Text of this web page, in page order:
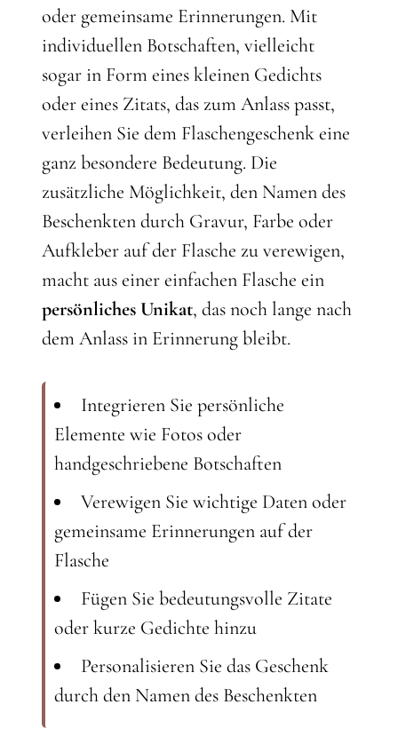
oder gemeinsame Erinnerungen. Mit
individuellen Botschaften, vielleicht
sogar in Form eines kleinen Gedichts
oder eines Zitats, das zum Anlass passt,
verleihen Sie dem Flaschengeschenk eine
ganz besondere Bedeutung. Die
zusätzliche Möglichkeit, den Namen des
Beschenkten durch Gravur, Farbe oder
Aufkleber auf der Flasche zu verewigen,
macht aus einer einfachen Flasche ein
persönliches Unikat, das noch lange nach
dem Anlass in Erinnerung bleibt.
Integrieren Sie persönliche
Elemente wie Fotos oder
handgeschriebene Botschaften
Verewigen Sie wichtige Daten oder
gemeinsame Erinnerungen auf der
Flasche
Fügen Sie bedeutungsvolle Zitate
oder kurze Gedichte hinzu
Personalisieren Sie das Geschenk
durch den Namen des Beschenkten